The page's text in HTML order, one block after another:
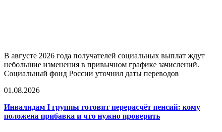
В августе 2026 года получателей социальных выплат ждут
небольшие изменения в привычном графике зачислений.
Социальный фонд России уточнил даты переводов
01.08.2026
Инвалидам I группы готовят перерасчёт пенсий: кому
положена прибавка и что нужно проверить